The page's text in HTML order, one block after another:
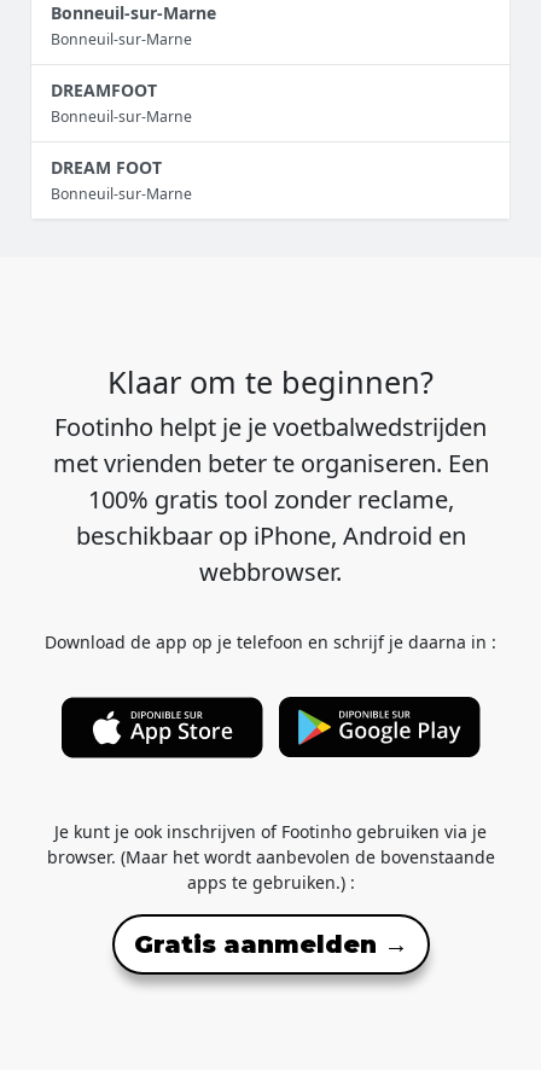
Bonneuil-sur-Marne
Bonneuil-sur-Marne
DREAMFOOT
Bonneuil-sur-Marne
DREAM FOOT
Bonneuil-sur-Marne
Klaar om te beginnen?
Footinho helpt je je voetbalwedstrijden
met vrienden beter te organiseren. Een
100% gratis tool zonder reclame,
beschikbaar op iPhone, Android en
webbrowser.
Download de app op je telefoon en schrijf je daarna in :
Je kunt je ook inschrijven of Footinho gebruiken via je
browser. (Maar het wordt aanbevolen de bovenstaande
apps te gebruiken.) :
Gratis aanmelden →